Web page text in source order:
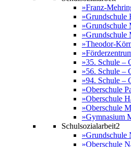
»Franz-
»Grundschule
»Grundschule
»Grundschule
»Theodor-
»35. Schule –
»56. Schule –
»94. Schule –
»Oberschule
»Oberschule
»Oberschule
»Gymnasium
Schulsozialarbeit2
»Grundschule
»Oberschule